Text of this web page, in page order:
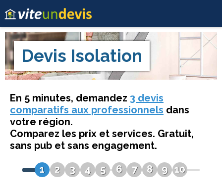
Devis Isolation
En 5 minutes, demandez 3 devis
comparatifs aux professionnels dans
votre région.
Comparez les prix et services. Gratuit,
sans pub et sans engagement.
1
2 3 4 5 6 7 8 9 10